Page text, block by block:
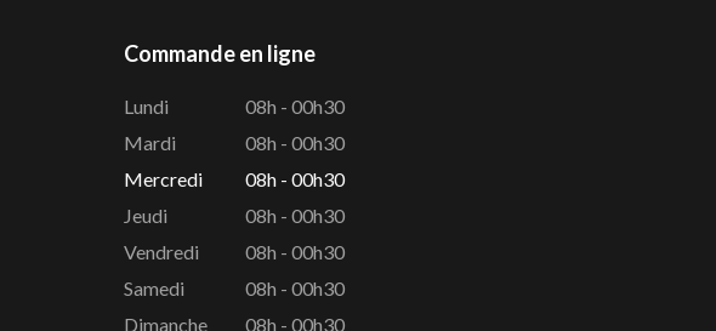
Commande en ligne
Lundi
08h - 00h30
Mardi
08h - 00h30
Mercredi
08h - 00h30
Jeudi
08h - 00h30
Vendredi
08h - 00h30
Samedi
08h - 00h30
Dimanche
08h - 00h30